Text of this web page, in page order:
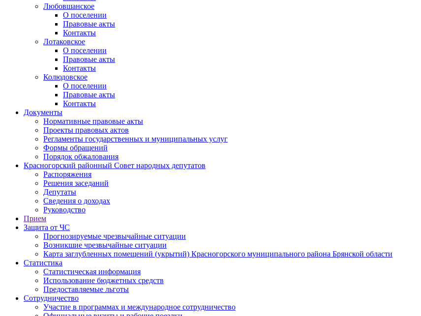
Любовшанское
О поселении
Правовые акты
Контакты
Лотаковское
О поселении
Правовые акты
Контакты
Колюдовское
О поселении
Правовые акты
Контакты
Документы
Нормативные правовые акты
Проекты правовых актов
Регламенты государственных и муниципальных услуг
Формы обращений
Порядок обжалования
Красногорский районный Совет народных депутатов
Распоряжения
Решения заседаний
Депутаты
Сведения о доходах
Руководство
Прием
Защита от ЧС
Прогнозируемые чрезвычайные ситуации
Возникшие чрезвычайные ситуации
Карта заглубленных помещений (укрытий) Красногорского муниципального района Брянской области
Статистика
Статистическая информация
Использование бюджетных средств
Предоставляемые льготы
Сотрудничество
Участие в программах и международное сотрудничество